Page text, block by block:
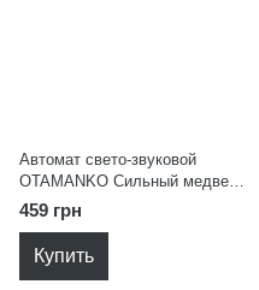
Автомат свето-звуковой
OTAMANKO Сильный медведь
OTAMANKO 532.03.87
459 грн
Купить